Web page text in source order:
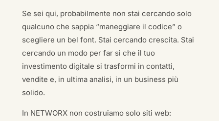
Se sei qui, probabilmente non stai cercando solo
qualcuno che sappia “maneggiare il codice” o
scegliere un bel font. Stai cercando crescita. Stai
cercando un modo per far sì che il tuo
investimento digitale si trasformi in contatti,
vendite e, in ultima analisi, in un business più
solido.
In NETWORX non costruiamo solo siti web: